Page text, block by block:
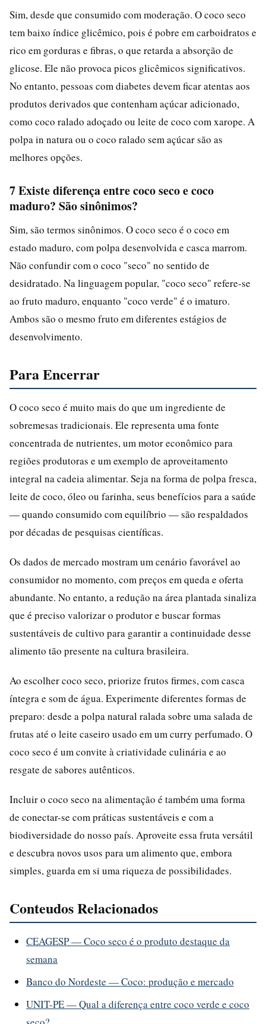
Sim, desde que consumido com moderação. O coco seco
tem baixo índice glicêmico, pois é pobre em carboidratos e
rico em gorduras e fibras, o que retarda a absorção de
glicose. Ele não provoca picos glicêmicos significativos.
No entanto, pessoas com diabetes devem ficar atentas aos
produtos derivados que contenham açúcar adicionado,
como coco ralado adoçado ou leite de coco com xarope. A
polpa in natura ou o coco ralado sem açúcar são as
melhores opções.
7 Existe diferença entre coco seco e coco
maduro? São sinônimos?
Sim, são termos sinônimos. O coco seco é o coco em
estado maduro, com polpa desenvolvida e casca marrom.
Não confundir com o coco "seco" no sentido de
desidratado. Na linguagem popular, "coco seco" refere-se
ao fruto maduro, enquanto "coco verde" é o imaturo.
Ambos são o mesmo fruto em diferentes estágios de
desenvolvimento.
Para Encerrar
O coco seco é muito mais do que um ingrediente de
sobremesas tradicionais. Ele representa uma fonte
concentrada de nutrientes, um motor econômico para
regiões produtoras e um exemplo de aproveitamento
integral na cadeia alimentar. Seja na forma de polpa fresca,
leite de coco, óleo ou farinha, seus benefícios para a saúde
— quando consumido com equilíbrio — são respaldados
por décadas de pesquisas científicas.
Os dados de mercado mostram um cenário favorável ao
consumidor no momento, com preços em queda e oferta
abundante. No entanto, a redução na área plantada sinaliza
que é preciso valorizar o produtor e buscar formas
sustentáveis de cultivo para garantir a continuidade desse
alimento tão presente na cultura brasileira.
Ao escolher coco seco, priorize frutos firmes, com casca
íntegra e som de água. Experimente diferentes formas de
preparo: desde a polpa natural ralada sobre uma salada de
frutas até o leite caseiro usado em um curry perfumado. O
coco seco é um convite à criatividade culinária e ao
resgate de sabores autênticos.
Incluir o coco seco na alimentação é também uma forma
de conectar-se com práticas sustentáveis e com a
biodiversidade do nosso país. Aproveite essa fruta versátil
e descubra novos usos para um alimento que, embora
simples, guarda em si uma riqueza de possibilidades.
Conteudos Relacionados
CEAGESP — Coco seco é o produto destaque da
semana
Banco do Nordeste — Coco: produção e mercado
UNIT-PE — Qual a diferença entre coco verde e coco